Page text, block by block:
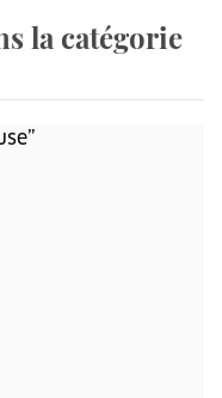
la catégorie